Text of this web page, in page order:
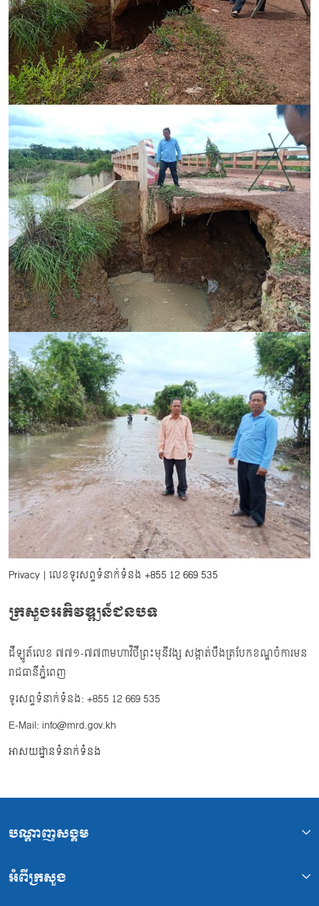
Privacy | លេខទូរសព្ទទំនាក់ទំនង +855 12 669 535
ក្រសួងអភិវឌ្ឍន៍ជនបទ
ដីឡូត៍លេខ ៧៧១-៧៧៣មហាវិថីព្រះមុនីវង្ស សង្កាត់បឹងត្របែកខណ្ឌចំការមន
រាជធានីភ្នំពេញ
ទូរសព្ទទំនាក់ទំនង: +855 12 669 535
E-Mail: info@mrd.gov.kh
អាសយដ្ឋានទំនាក់ទំនង
បណ្ដាញសង្គម
អំពីក្រសួង